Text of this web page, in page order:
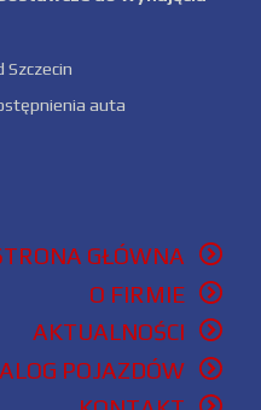
auta
GŁÓWNA
O FIRMIE
AKTUALNOŚCI
POJAZDÓW